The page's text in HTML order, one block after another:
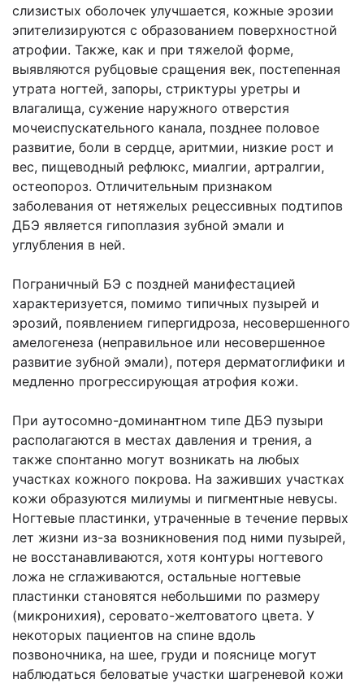
слизистых оболочек улучшается, кожные эрозии
эпителизируются с образованием поверхностной
атрофии. Также, как и при тяжелой форме,
выявляются рубцовые сращения век, постепенная
утрата ногтей, запоры, стриктуры уретры и
влагалища, сужение наружного отверстия
мочеиспускательного канала, позднее половое
развитие, боли в сердце, аритмии, низкие рост и
вес, пищеводный рефлюкс, миалгии, артралгии,
остеопороз. Отличительным признаком
заболевания от нетяжелых рецессивных подтипов
ДБЭ является гипоплазия зубной эмали и
углубления в ней.
Пограничный БЭ с поздней манифестацией
характеризуется, помимо типичных пузырей и
эрозий, появлением гипергидроза, несовершенного
амелогенеза (неправильное или несовершенное
развитие зубной эмали), потеря дерматоглифики и
медленно прогрессирующая атрофия кожи.
При аутосомно-доминантном типе ДБЭ пузыри
располагаются в местах давления и трения, а
также спонтанно могут возникать на любых
участках кожного покрова. На заживших участках
кожи образуются милиумы и пигментные невусы.
Ногтевые пластинки, утраченные в течение первых
лет жизни из-за возникновения под ними пузырей,
не восстанавливаются, хотя контуры ногтевого
ложа не сглаживаются, остальные ногтевые
пластинки становятся небольшими по размеру
(микронихия), серовато-желтоватого цвета. У
некоторых пациентов на спине вдоль
позвоночника, на шее, груди и пояснице могут
наблюдаться беловатые участки шагреневой кожи